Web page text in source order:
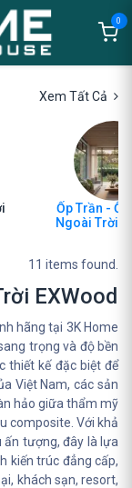
0
Xem Tất Cả
Ốp Trần -
Ngoài Trời
11 items found.
EXWood
hãng tại 3K Home
trọng và độ bền
thiết kế đặc biệt để
Việt Nam, các sản
hảo giữa thẩm mỹ
composite. Với khả
tượng, đây là lựa
kiến trúc đẳng cấp,
khách sạn, resort,